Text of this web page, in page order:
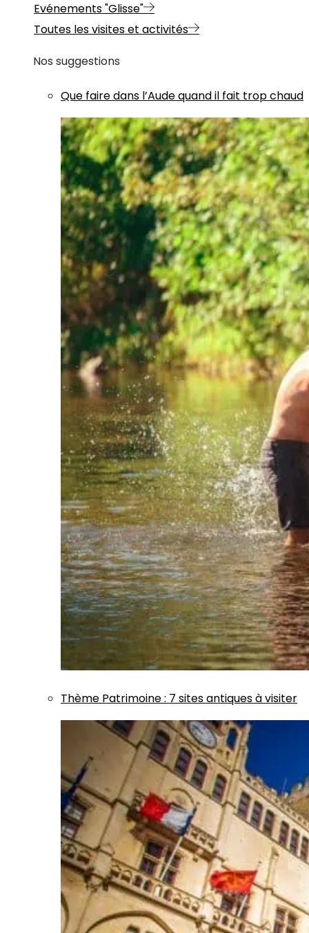
Evénements "Glisse"
Toutes les visites et activités
Nos suggestions
Que faire dans l’Aude quand il fait trop chaud
Thème Patrimoine: 7 sites antiques à visiter